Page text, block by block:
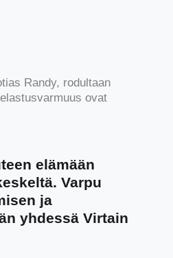
Randy, rodultaan
ovat
elämään
Varpu
ja
yhdessä Virtain